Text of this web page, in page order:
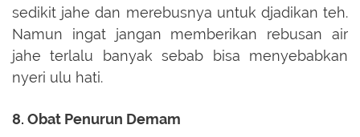
sedikit jahe dan merebusnya untuk djadikan teh.
Namun ingat jangan memberikan rebusan air
jahe terlalu banyak sebab bisa menyebabkan
nyeri ulu hati.
8. Obat Penurun Demam